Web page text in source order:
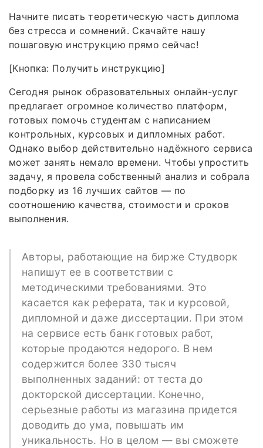
Начните писать теоретическую часть диплома
без стресса и сомнений. Скачайте нашу
пошаговую инструкцию прямо сейчас!
[Кнопка: Получить инструкцию]
Сегодня рынок образовательных онлайн-услуг
предлагает огромное количество платформ,
готовых помочь студентам с написанием
контрольных, курсовых и дипломных работ.
Однако выбор действительно надёжного сервиса
может занять немало времени. Чтобы упростить
задачу, я провела собственный анализ и собрала
подборку из 16 лучших сайтов — по
соотношению качества, стоимости и сроков
выполнения.
Авторы, работающие на бирже Студворк
напишут ее в соответствии с
методическими требованиями. Это
касается как реферата, так и курсовой,
дипломной и даже диссертации. При этом
на сервисе есть банк готовых работ,
которые продаются недорого. В нем
содержится более 330 тысяч
выполненных заданий: от теста до
докторской диссертации. Конечно,
серьезные работы из магазина придется
доводить до ума, повышать им
уникальность. Но в целом — вы сможете